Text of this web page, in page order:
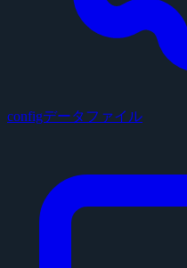
configデータファイル